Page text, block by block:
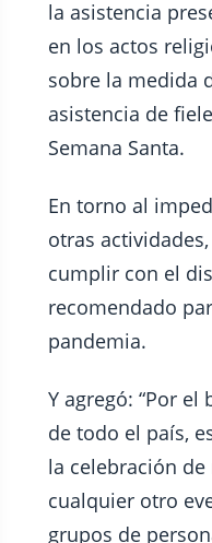
la asistencia
en los actos
sobre la medida
asistencia de
Semana Santa.
En torno al
otras
cumplir con el
recomendado
pandemia.
Y agregó: “Por
de todo el país,
la celebración
cualquier otro
grupos de